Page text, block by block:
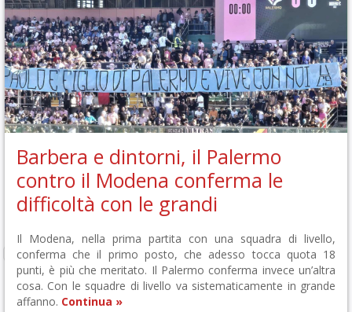
Barbera e dintorni, il Palermo
contro il Modena conferma le
difficoltà con le grandi
Il Modena, nella prima partita con una squadra di livello,
conferma che il primo posto, che adesso tocca quota 18
punti, è più che meritato. Il Palermo conferma invece un’altra
cosa. Con le squadre di livello va sistematicamente in grande
affanno. Continua »